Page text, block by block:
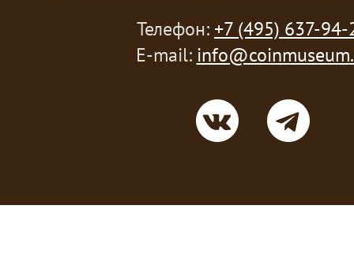
Телефон: +7 (495) 637-94-
E-mail: